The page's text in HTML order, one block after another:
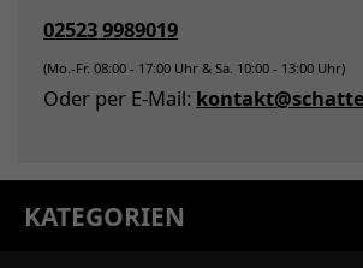
02523 9989019
(Mo.-Fr. 08:00 - 17:00 Uhr & Sa. 10:00 - 13:00 Uhr)
Oder per E-Mail:
KATEGORIEN